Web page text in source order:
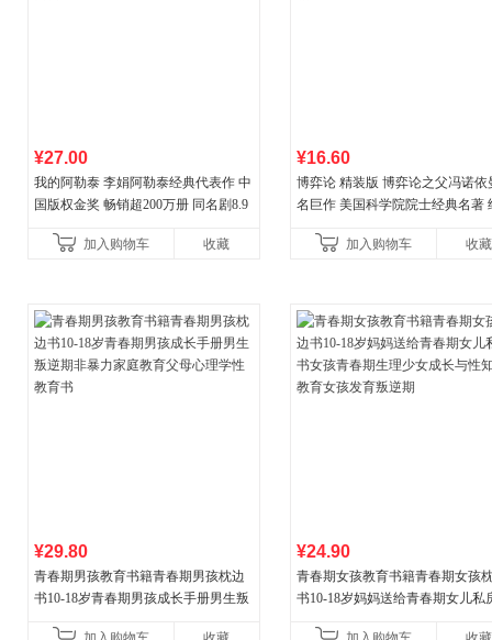
¥27.00
我的阿勒泰 李娟阿勒泰经典代表作 中
国版权金奖 畅销超200万册 同名剧8.9
加入购物车
收藏
¥16.60
博弈论 精装版 博弈论之父冯诺依
名巨作 美国科学院院士经典名著
加入购物车
收藏
¥29.80
青春期男孩教育书籍青春期男孩枕边
书10-18岁青春期男孩成长手册男生叛
¥24.90
青春期女孩教育书籍青春期女孩
书10-18岁妈妈送给青春期女儿私